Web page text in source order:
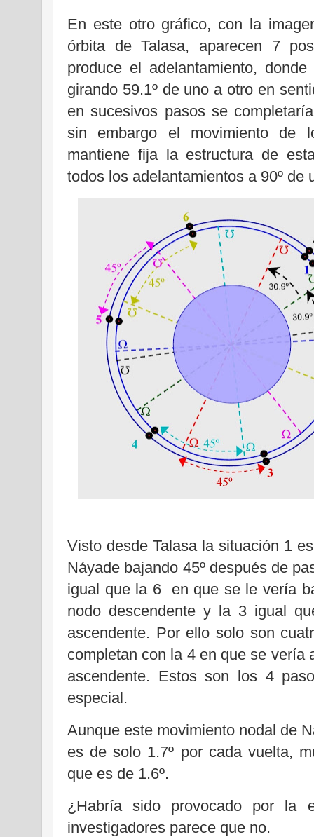
En este otro gráfico, con la
órbita de Talasa, aparecen 7
produce el adelantamiento,
girando 59.1º de uno a otro en
en sucesivos pasos se
sin embargo el movimiento de
mantiene fija la estructura de
todos los adelantamientos a 90º de
Visto desde Talasa la situación 1
Náyade bajando 45º después de
igual que la 6
en que se le vería
nodo descendente y la 3 igual
ascendente. Por ello solo son
completan con la 4 en que se vería
ascendente. Estos son los 4
especial.
Aunque este movimiento nodal de
es de solo 1.7º por cada vuelta,
que es de 1.6º.
¿Habría sido provocado por la
investigadores parece que no.